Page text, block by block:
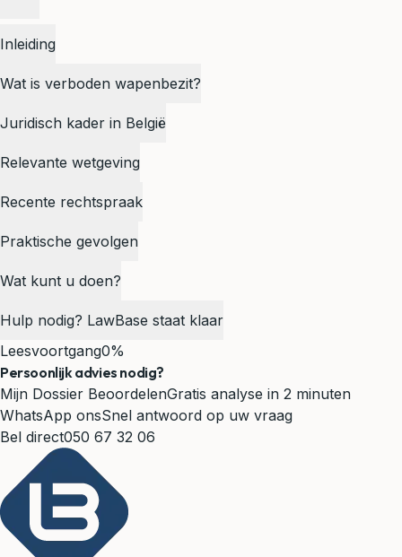
Inleiding
Wat is verboden wapenbezit?
Juridisch kader in België
Relevante wetgeving
Recente rechtspraak
Praktische gevolgen
Wat kunt u doen?
Hulp nodig? LawBase staat klaar
Leesvoortgang0%
Persoonlijk advies nodig?
Mijn Dossier BeoordelenGratis analyse in 2 minuten
WhatsApp onsSnel antwoord op uw vraag
Bel direct050 67 32 06